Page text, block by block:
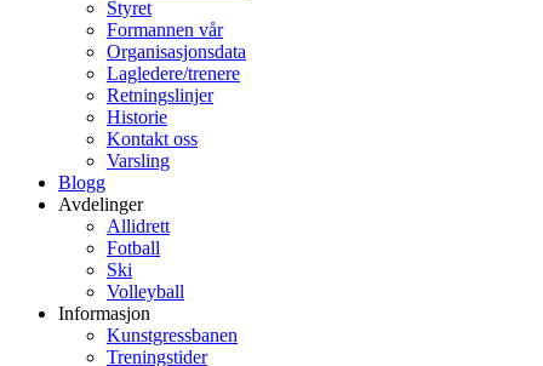
Styret
Formannen vår
Organisasjonsdata
Lagledere/trenere
Retningslinjer
Historie
Kontakt oss
Varsling
Blogg
Avdelinger
Allidrett
Fotball
Ski
Volleyball
Informasjon
Kunstgressbanen
Treningstider